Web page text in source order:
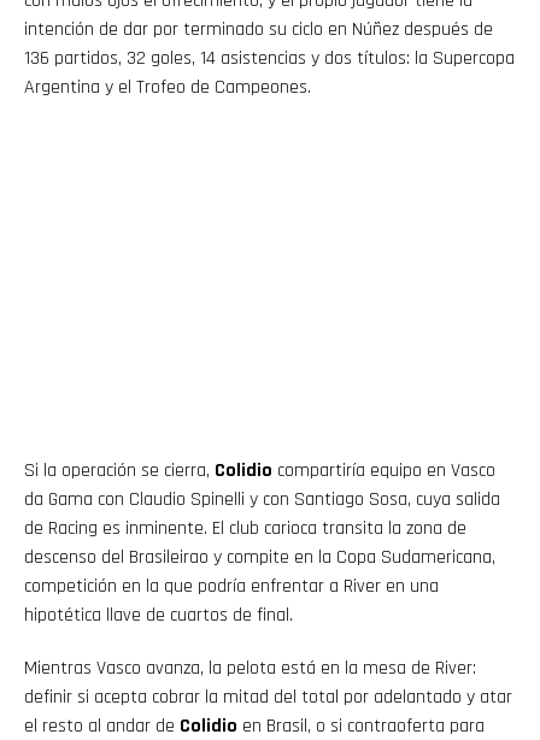
intención de dar por terminado su ciclo en Núñez después de
136 partidos, 32 goles, 14 asistencias y dos títulos: la Supercopa
Argentina y el Trofeo de Campeones.
Si la operación se cierra, Colidio compartiría equipo en Vasco
da Gama con Claudio Spinelli y con Santiago Sosa, cuya salida
de Racing es inminente. El club carioca transita la zona de
descenso del Brasileirao y compite en la Copa Sudamericana,
competición en la que podría enfrentar a River en una
hipotética llave de cuartos de final.
Mientras Vasco avanza, la pelota está en la mesa de River:
definir si acepta cobrar la mitad del total por adelantado y atar
el resto al andar de Colidio en Brasil, o si contraoferta para